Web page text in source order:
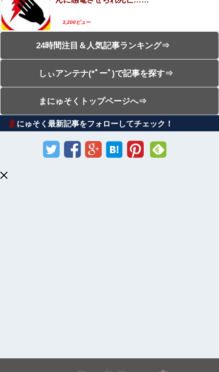
3,200ビュー
24時間注目＆人気記事ランキング⇒
しぃアンテナ(*ﾟーﾟ)で記事を探す⇒
まにゅそくトップページへ⇒
ま にゅそく最新記事をフォローしてチェック！